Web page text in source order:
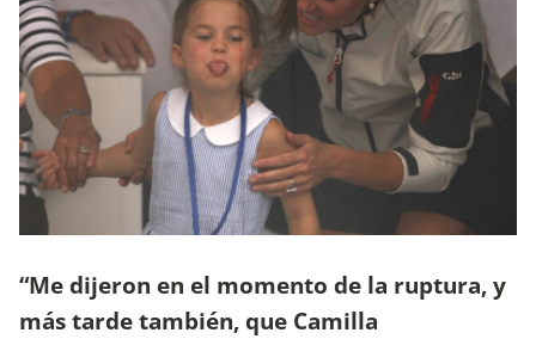
“Me dijeron en el momento de la ruptura, y
más tarde también, que Camilla